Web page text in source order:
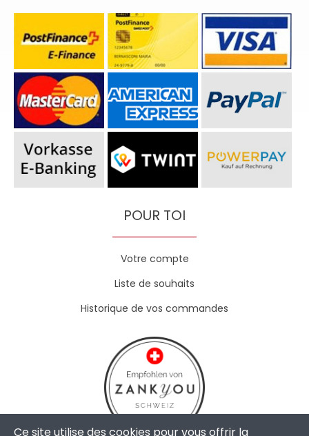
POUR TOI
Votre compte
Liste de souhaits
Historique de vos commandes
Ce site utilise des cookies pour vous offrir la